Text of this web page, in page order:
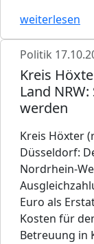
weiterlesen
Politik
Kreis
Land
werden
Kreis Höxter
Düsseldorf:
Nordrhein-
Euro als
Kosten für
Betreuung in